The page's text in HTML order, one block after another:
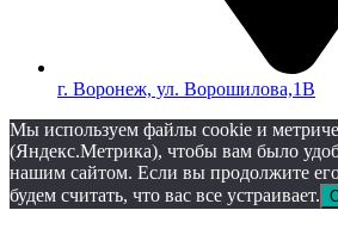
г. Воронеж, ул. Ворошилова,1В
Мы используем файлы cookie и
(Яндекс.Метрика), чтобы вам было
нашим сайтом. Если вы продолжите
будем считать, что вас все устраивает.